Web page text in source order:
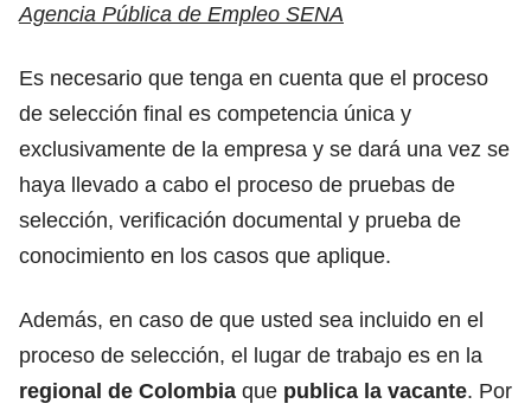
Agencia Pública de Empleo SENA
Es necesario que tenga en cuenta que el proceso
de selección final es competencia única y
exclusivamente de la empresa y se dará una vez se
haya llevado a cabo el proceso de pruebas de
selección, verificación documental y prueba de
conocimiento en los casos que aplique.
Además, en caso de que usted sea incluido en el
proceso de selección, el lugar de trabajo es en la
regional de Colombia que publica la vacante. Por